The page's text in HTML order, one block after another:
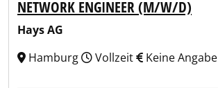
NETWORK ENGINEER (M/W/D)
Hays AG
Hamburg
Vollzeit Keine Angabe